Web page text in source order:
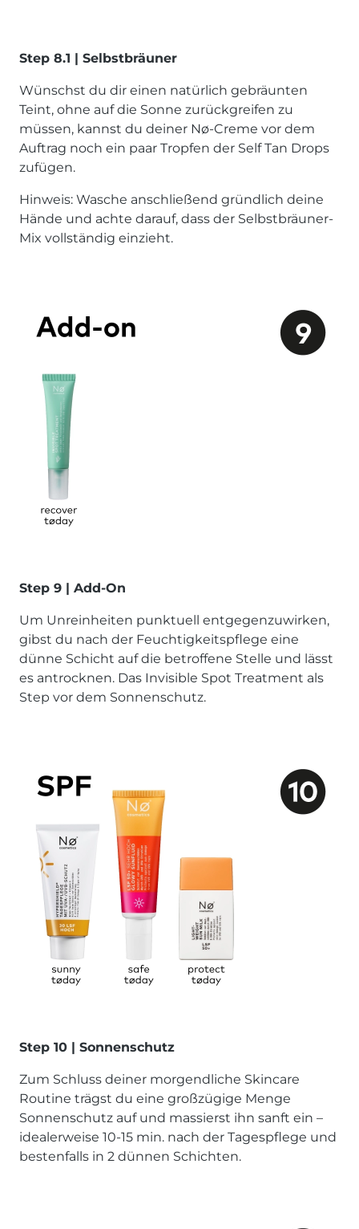
Step 8.1 | Selbstbräuner
Wünschst du dir einen natürlich gebräunten
Teint, ohne auf die Sonne zurückgreifen zu
müssen, kannst du deiner Nø-Creme vor dem
Auftrag noch ein paar Tropfen der Self Tan Drops
zufügen.
Hinweis: Wasche anschließend gründlich deine
Hände und achte darauf, dass der Selbstbräuner-
Mix vollständig einzieht.
Step 9 | Add-On
Um Unreinheiten punktuell entgegenzuwirken,
gibst du nach der Feuchtigkeitspflege eine
dünne Schicht auf die betroffene Stelle und lässt
es antrocknen. Das Invisible Spot Treatment als
Step vor dem Sonnenschutz.
Step 10 | Sonnenschutz
Zum Schluss deiner morgendliche Skincare
Routine trägst du eine großzügige Menge
Sonnenschutz auf und massierst ihn sanft ein –
idealerweise 10-15 min. nach der Tagespflege und
bestenfalls in 2 dünnen Schichten.